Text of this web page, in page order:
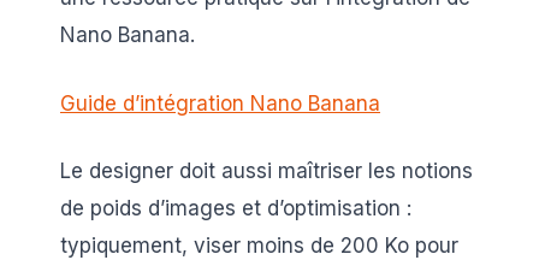
Nano Banana.
Guide d’intégration Nano Banana
Le designer doit aussi maîtriser les notions
de poids d’images et d’optimisation :
typiquement, viser moins de 200 Ko pour